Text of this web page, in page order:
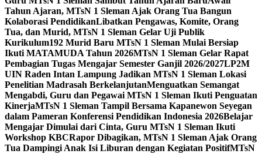
Tahun Ajaran, MTsN 1 Sleman Ajak Orang Tua Bangun
Kolaborasi PendidikanLibatkan Pengawas, Komite, Orang
Tua, dan Murid, MTsN 1 Sleman Gelar Uji Publik
Kurikulum192 Murid Baru MTsN 1 Sleman Mulai Bersiap
Ikuti MATAMUDA Tahun 2026MTsN 1 Sleman Gelar Rapat
Pembagian Tugas Mengajar Semester Ganjil 2026/2027LP2M
UIN Raden Intan Lampung Jadikan MTsN 1 Sleman Lokasi
Penelitian Madrasah BerkelanjutanMenguatkan Semangat
Mengabdi, Guru dan Pegawai MTsN 1 Sleman Ikuti Penguatan
KinerjaMTsN 1 Sleman Tampil Bersama Kapanewon Seyegan
dalam Pameran Konferensi Pendidikan Indonesia 2026Belajar
Mengajar Dimulai dari Cinta, Guru MTsN 1 Sleman Ikuti
Workshop KBCRapor Dibagikan, MTsN 1 Sleman Ajak Orang
Tua Dampingi Anak Isi Liburan dengan Kegiatan PositifMTsN